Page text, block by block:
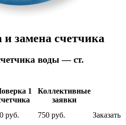
замена счетчика
воды — ст.
1
Коллективные
заявки
руб. 750 руб.
Заказать